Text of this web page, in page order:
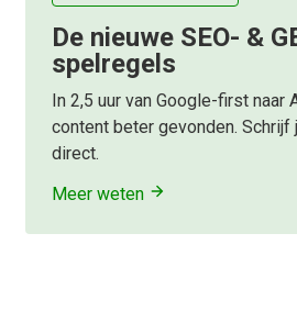
De nieuwe SEO- &
spelregels
In 2,5 uur van Google-first naar
content beter gevonden. Schrijf
direct.
Meer weten